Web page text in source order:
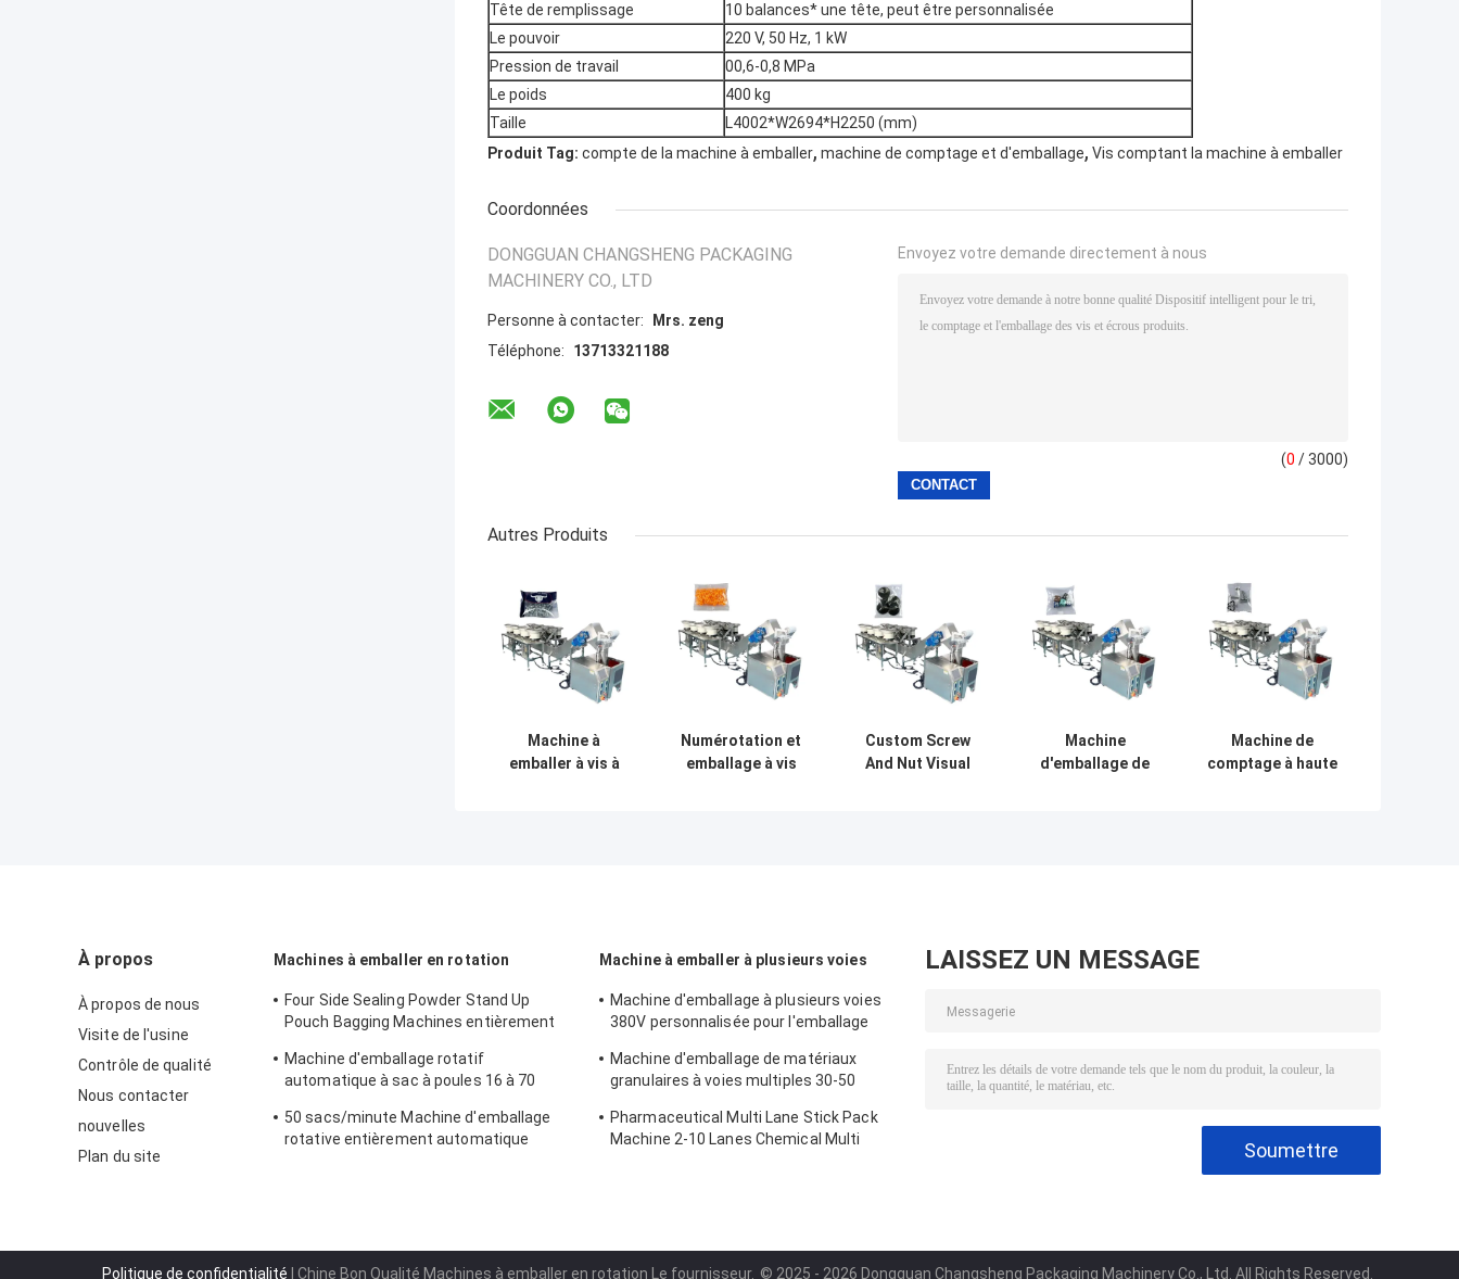
Tête de remplissage
10 balances* une tête, peut être personnalisée
Le pouvoir
220 V, 50 Hz, 1 kW
Pression de travail
00,6-0,8 MPa
Le poids
400 kg
Taille
L4002*W2694*H2250 (mm)
Produit Tag: compte de la machine à emballer, machine de comptage et d'emballage, Vis comptant la machine à emballer
Coordonnées
DONGGUAN CHANGSHENG PACKAGING
MACHINERY CO., LTD
Personne à contacter:
Mrs. zeng
Téléphone:
13713321188
Envoyez votre demande directement à nous
(0 / 3000)
Autres Produits
Machine à
emballer à vis à
Numérotation et
emballage à vis
Custom Screw
And Nut Visual
Machine
d'emballage de
Machine de
comptage à haute
À propos
À propos de nous
Visite de l'usine
Contrôle de qualité
Nous contacter
nouvelles
Plan du site
Machines à emballer en rotation
Four Side Sealing Powder Stand Up
Pouch Bagging Machines entièrement
Machine d'emballage rotatif
automatique à sac à poules 16 à 70
50 sacs/minute Machine d'emballage
rotative entièrement automatique
Machine à emballer à plusieurs voies
Machine d'emballage à plusieurs voies
380V personnalisée pour l'emballage
Machine d'emballage de matériaux
granulaires à voies multiples 30-50
Pharmaceutical Multi Lane Stick Pack
Machine 2-10 Lanes Chemical Multi
LAISSEZ UN MESSAGE
Politique de confidentialité | Chine Bon Qualité Machines à emballer en rotation Le fournisseur. © 2025 - 2026 Dongguan Changsheng Packaging Machinery Co., Ltd. All Rights Reserved.